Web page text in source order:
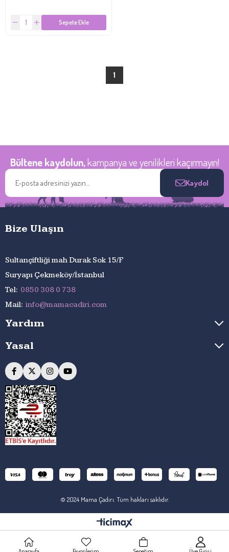
Sepete Ekle
1
Bültene kaydolun,kampanya ve yenilikleri kaçırmayın!
Kaydol
Bize Ulaşın
Sultançiftliği mah Durak Sok 15/F
Suryapı Çekmeköy/İstanbul
Tel: 0850 308 0 738
Mail: info@mamacadiri.com
Yardım
Yasal
© 2024 Mama Çadırı. Tüm hakları saklıdır.